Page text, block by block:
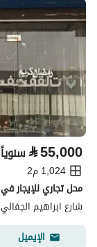
⃁55,000 سنوياً
1,024 م2
محل تجاري للإيجار
شارع ابراهيم
الإيميل